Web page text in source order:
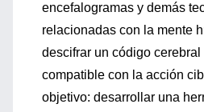
encefalogramas y demás
relacionadas con la mente
descifrar un código
compatible con la acción
objetivo: desarrollar una